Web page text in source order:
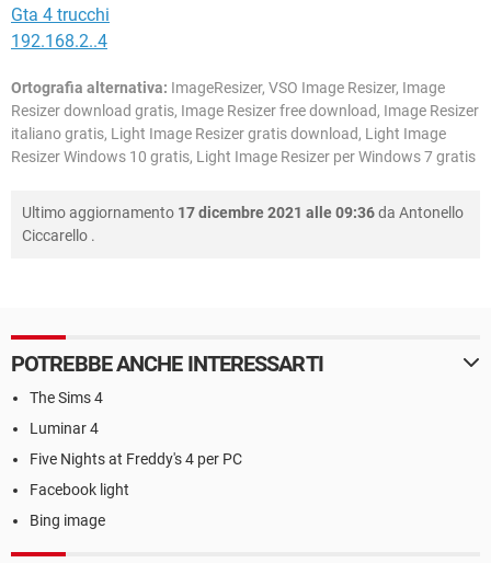
Gta 4 trucchi
192.168.2..4
Ortografia alternativa: ImageResizer, VSO Image Resizer, Image
Resizer download gratis, Image Resizer free download, Image Resizer
italiano gratis, Light Image Resizer gratis download, Light Image
Resizer Windows 10 gratis, Light Image Resizer per Windows 7 gratis
Ultimo aggiornamento 17 dicembre 2021 alle 09:36da Antonello
Ciccarello .
POTREBBE ANCHE INTERESSARTI
The Sims 4
Luminar 4
Five Nights at Freddy's 4 per PC
Facebook light
Bing image